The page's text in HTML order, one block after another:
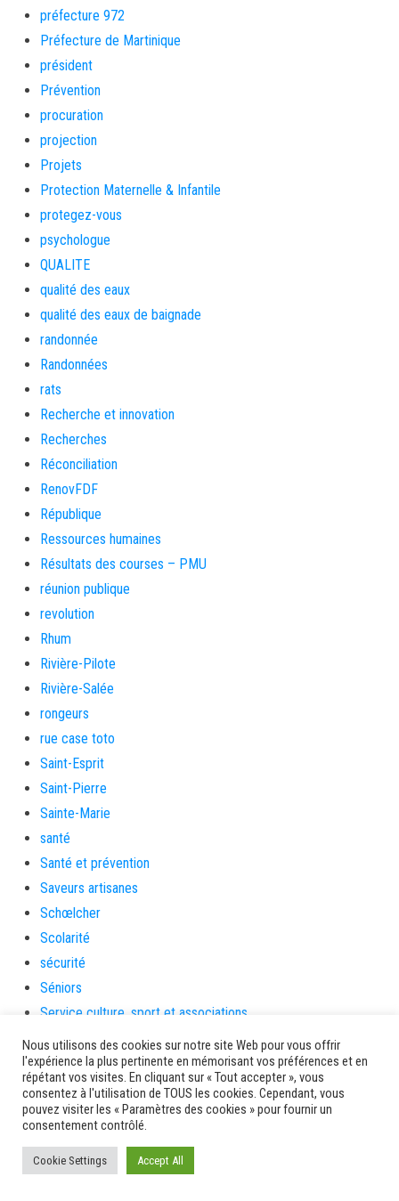
préfecture 972
Préfecture de Martinique
président
Prévention
procuration
projection
Projets
Protection Maternelle & Infantile
protegez-vous
psychologue
QUALITE
qualité des eaux
qualité des eaux de baignade
randonnée
Randonnées
rats
Recherche et innovation
Recherches
Réconciliation
RenovFDF
République
Ressources humaines
Résultats des courses – PMU
réunion publique
revolution
Rhum
Rivière-Pilote
Rivière-Salée
rongeurs
rue case toto
Saint-Esprit
Saint-Pierre
Sainte-Marie
santé
Santé et prévention
Saveurs artisanes
Schœlcher
Scolarité
sécurité
Séniors
Service culture, sport et associations
Service de l'urbanisme
Services
sinistrés
social
Solidarités
Nous utilisons des cookies sur notre site Web pour vous offrir
l'expérience la plus pertinente en mémorisant vos préférences et en
répétant vos visites. En cliquant sur « Tout accepter », vous
consentez à l'utilisation de TOUS les cookies. Cependant, vous
pouvez visiter les « Paramètres des cookies » pour fournir un
consentement contrôlé.
Cookie Settings Accept All